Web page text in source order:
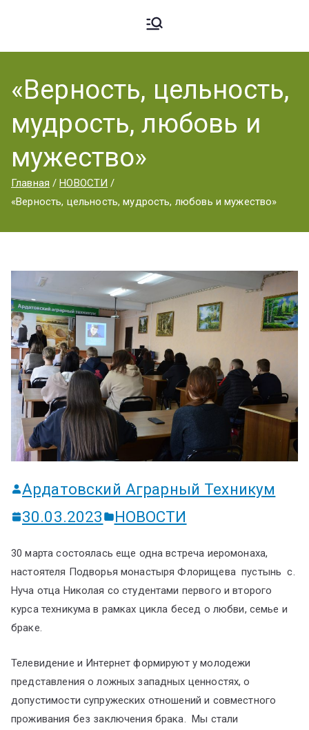
Ардато
вский
ый
Техник
ум
аграрный
техникум».
«Верность, цельность,
мудрость, любовь и
мужество»
Главная
НОВОСТИ
«Верность, цельность, мудрость, любовь и мужество»
Ардатовский Аграрный Техникум
30.03.2023
НОВОСТИ
30 марта состоялась еще одна встреча иеромонаха,
настоятеля Подворья монастыря Флорищева пустынь с.
Нуча отца Николая со студентами первого и второго
курса техникума в рамках цикла бесед о любви, семье и
браке.
Телевидение и Интернет формируют у молодежи
представления о ложных западных ценностях, о
допустимости супружеских отношений и совместного
проживания без заключения брака. Мы стали